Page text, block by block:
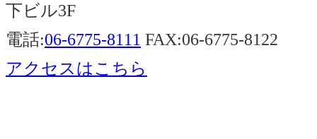
下ビル3F
電話:06-6775-8111 FAX:06-6775-8122
アクセスはこちら